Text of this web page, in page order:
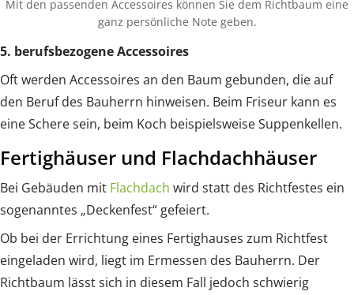
Mit den passenden Accessoires können Sie dem Richtbaum eine
ganz persönliche Note geben.
5. berufsbezogene Accessoires
Oft werden Accessoires an den Baum gebunden, die auf
den Beruf des Bauherrn hinweisen. Beim Friseur kann es
eine Schere sein, beim Koch beispielsweise Suppenkellen.
Fertighäuser und Flachdachhäuser
Bei Gebäuden mit Flachdach wird statt des Richtfestes ein
sogenanntes „Deckenfest“ gefeiert.
Ob bei der Errichtung eines Fertighauses zum Richtfest
eingeladen wird, liegt im Ermessen des Bauherrn. Der
Richtbaum lässt sich in diesem Fall jedoch schwierig